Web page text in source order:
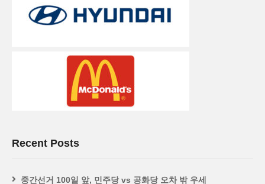
Recent Posts
중간선거 100일 앞, 민주당 vs 공화당 오차 밖 우세